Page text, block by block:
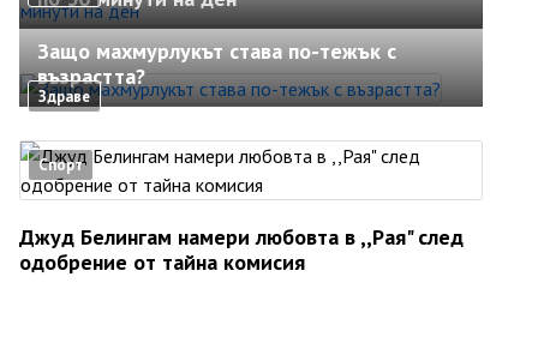
Здраве
Защо махмурлукът става по-тежък с
възрастта?
Спорт
Джуд Белингам намери любовта в ,,Рая" след
одобрение от тайна комисия